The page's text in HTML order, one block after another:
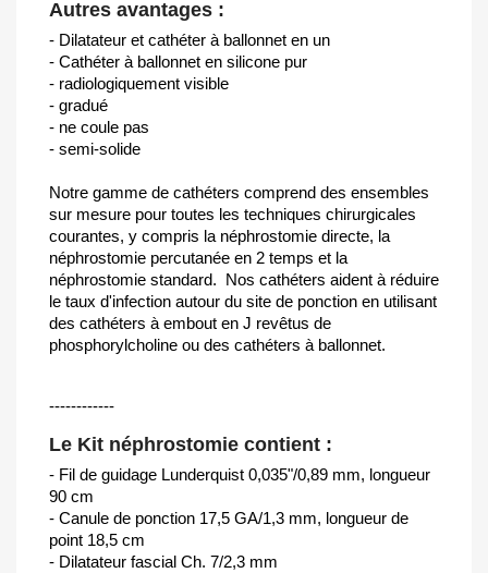
Autres avantages :
- Dilatateur et cathéter à ballonnet en un
- Cathéter à ballonnet en silicone pur
- radiologiquement visible
- gradué
- ne coule pas
- semi-solide
Notre gamme de cathéters comprend des ensembles
sur mesure pour toutes les techniques chirurgicales
courantes, y compris la néphrostomie directe, la
néphrostomie percutanée en 2 temps et la
néphrostomie standard. Nos cathéters aident à réduire
le taux d'infection autour du site de ponction en utilisant
des cathéters à embout en J revêtus de
phosphorylcholine ou des cathéters à ballonnet.
------------
Le Kit néphrostomie contient :
- Fil de guidage Lunderquist 0,035"/0,89 mm, longueur
90 cm
- Canule de ponction 17,5 GA/1,3 mm, longueur de
point 18,5 cm
- Dilatateur fascial Ch. 7/2,3 mm